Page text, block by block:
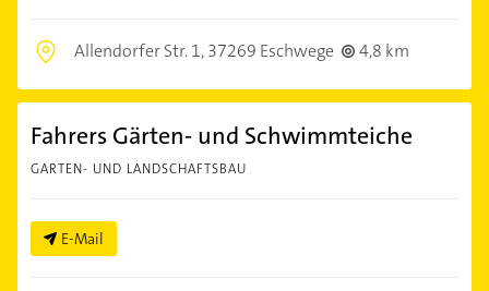
Allendorfer Str. 1,37269 Eschwege 4,8 km
Fahrers Gärten- und Schwimmteiche
GARTEN- UND LANDSCHAFTSBAU
E-Mail